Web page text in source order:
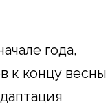
года,
к концу весны